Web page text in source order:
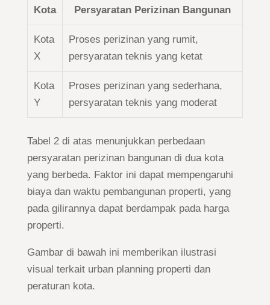
Kota Persyaratan Perizinan Bangunan
Kota
X
Proses perizinan yang rumit,
persyaratan teknis yang ketat
Kota
Y
Proses perizinan yang sederhana,
persyaratan teknis yang moderat
Tabel 2 di atas menunjukkan perbedaan
persyaratan perizinan bangunan di dua kota
yang berbeda. Faktor ini dapat mempengaruhi
biaya dan waktu pembangunan properti, yang
pada gilirannya dapat berdampak pada harga
properti.
Gambar di bawah ini memberikan ilustrasi
visual terkait urban planning properti dan
peraturan kota.